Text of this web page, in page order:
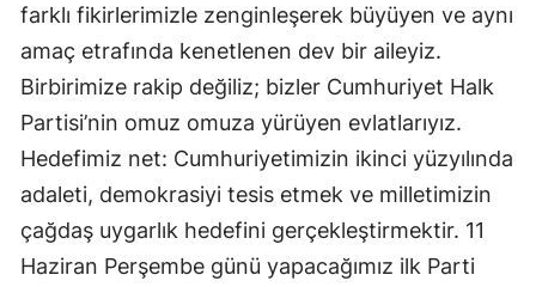
farklı fikirlerimizle zenginleşerek büyüyen ve aynı
amaç etrafında kenetlenen dev bir aileyiz.
Birbirimize rakip değiliz; bizler Cumhuriyet Halk
Partisi’nin omuz omuza yürüyen evlatlarıyız.
Hedefimiz net: Cumhuriyetimizin ikinci yüzyılında
adaleti, demokrasiyi tesis etmek ve milletimizin
çağdaş uygarlık hedefini gerçekleştirmektir. 11
Haziran Perşembe günü yapacağımız ilk Parti